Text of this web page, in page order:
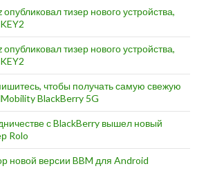
тизер нового устройства,
тизер нового устройства,
чтобы получать самую свежую
BlackBerry 5G
с BlackBerry вышел новый
Rolo
новой версии BBM для Android